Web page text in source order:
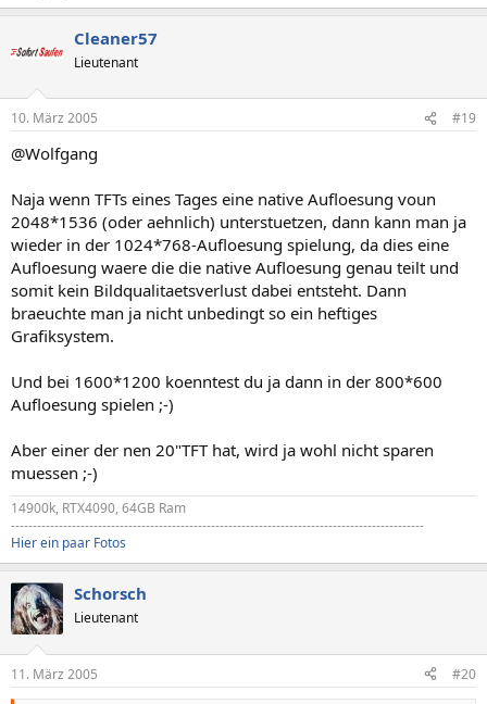
Cleaner57
Lieutenant
10. März 2005 #19
@Wolfgang
Naja wenn TFTs eines Tages eine native Aufloesung voun
2048*1536 (oder aehnlich) unterstuetzen, dann kann man ja
wieder in der 1024*768-Aufloesung spielung, da dies eine
Aufloesung waere die die native Aufloesung genau teilt und
somit kein Bildqualitaetsverlust dabei entsteht. Dann
braeuchte man ja nicht unbedingt so ein heftiges
Grafiksystem.
Und bei 1600*1200 koenntest du ja dann in der 800*600
Aufloesung spielen ;-)
Aber einer der nen 20"TFT hat, wird ja wohl nicht sparen
muessen ;-)
14900k, RTX4090, 64GB Ram
-----------------------------------------------------------------------------------------------
Hier ein paar Fotos
Schorsch
Lieutenant
11. März 2005 #20